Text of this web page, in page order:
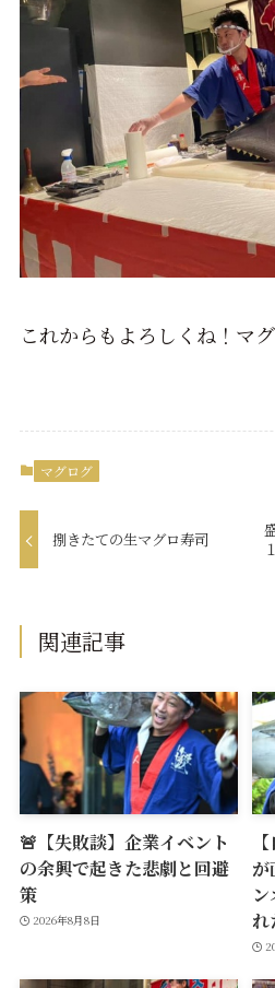
これからもよろしくね！マ
マグログ
捌きたての生マグロ寿司
関連記事
🚨【失敗談】企業イベント
の余興で起きた悲劇と回避
策
2026年8月8日